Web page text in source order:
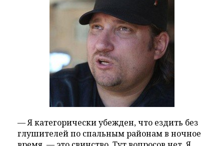
— Я категорически убежден, что ездить без
глушителей по спальным районам в ночное